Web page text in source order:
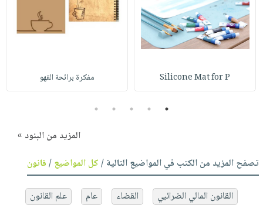
Silicone Mat for P مفكرة برائحة القهو
1
2
3
4
5
المزيد من البنود »
تصفح المزيد من الكتب في المواضيع التالية /كل المواضيع/قانون
القانون المالي الضرائبي القضاء عام
علم القانون